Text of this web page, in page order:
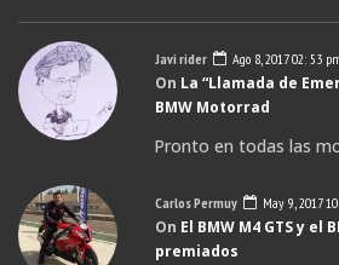
Javi rider Ago 8, 2017 02: 53
On La “Llamada de
BMW Motorrad
Pronto en todas las
Carlos Permuy May 9, 2017
On El BMW M4 GTS y el
premiados